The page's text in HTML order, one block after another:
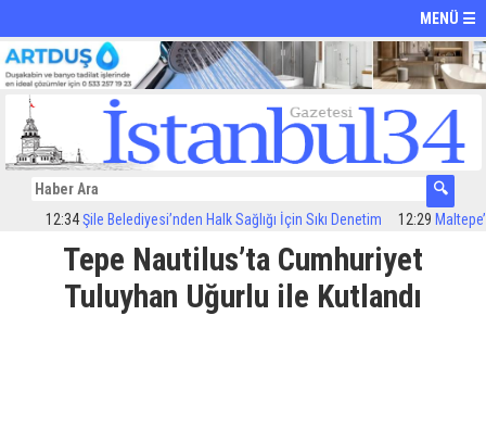
MENÜ ☰
12:34 Şile Belediyesi’nden Halk Sağlığı İçin Sıkı Denetim 12:29 Maltepe’de
Tepe Nautilus’ta Cumhuriyet
Tuluyhan Uğurlu ile Kutlandı